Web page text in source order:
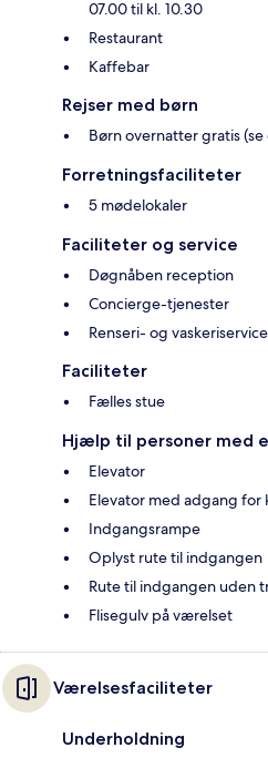
07.00 til kl. 10.30
Restaurant
Kaffebar
Rejser med børn
Børn overnatter gratis
Forretningsfaciliteter
5 mødelokaler
Faciliteter og service
Døgnåben reception
Concierge-tjenester
Renseri- og vaskeriservice
Faciliteter
Fælles stue
Hjælp til personer med
Elevator
Elevator med adgang
Indgangsrampe
Oplyst rute til indgangen
Rute til indgangen uden
Flisegulv på værelset
Værelsesfaciliteter
Underholdning